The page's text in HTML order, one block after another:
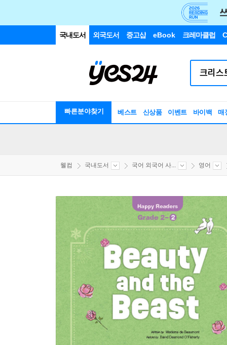
국내도서 외국도서 중고샵 eBook 크레마클럽
빠른분야찾기 베스트 신상품 이벤트 바이백 매
웰컴 국내도서 국어 외국어 사... 영어